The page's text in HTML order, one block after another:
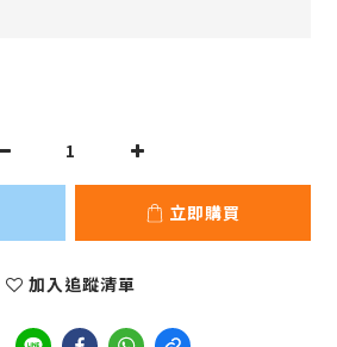
立即購買
加入追蹤清單